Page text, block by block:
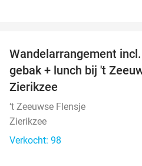
Wandelarrangement
gebak + lunch bij 't
Zierikzee
‘t Zeeuwse Flensje
Zierikzee
Verkocht: 98